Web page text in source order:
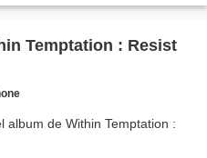
Temptation : Resist